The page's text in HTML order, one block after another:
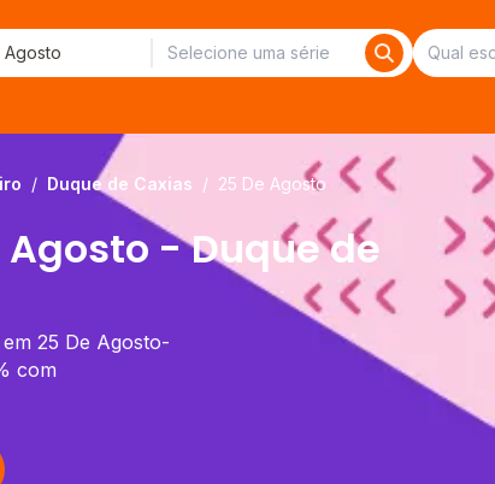
/ Duque de Caxias / 25 De Agosto
Agosto - Duque de
25 De Agosto-
com